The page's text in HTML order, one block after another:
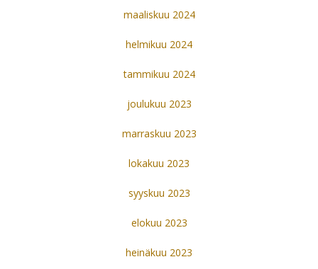
maaliskuu 2024
helmikuu 2024
tammikuu 2024
joulukuu 2023
marraskuu 2023
lokakuu 2023
syyskuu 2023
elokuu 2023
heinäkuu 2023